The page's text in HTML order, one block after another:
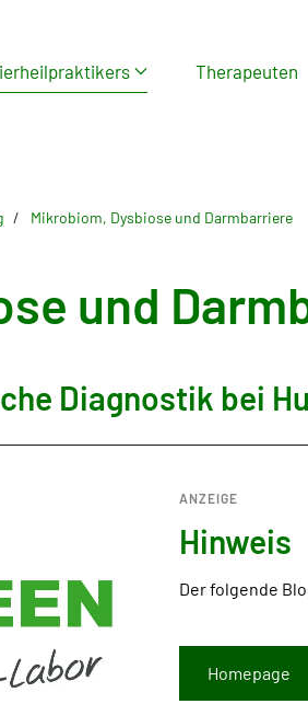
Therapeuten
Mikrobiom, Dysbiose und Darmbarriere
und
Diagnostik bei
ANZEIGE
Hinweis
Der folgende
Homepage